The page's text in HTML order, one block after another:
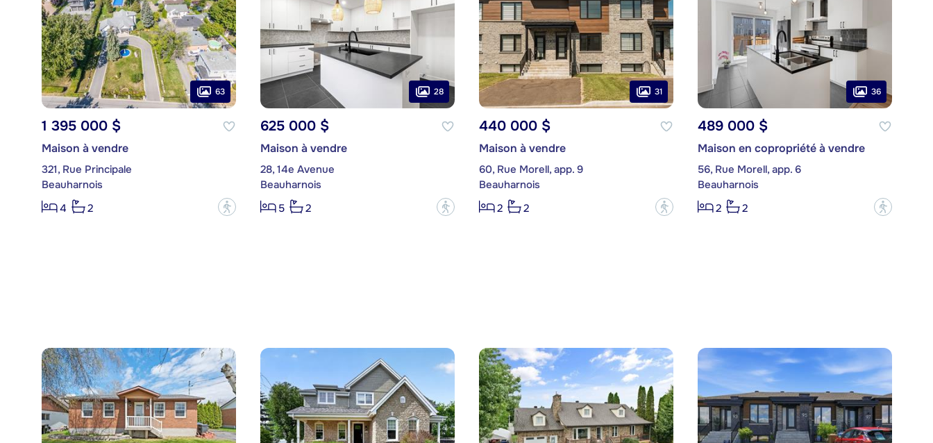
63
1 395 000 $
Maison à vendre
321, Rue Principale
Beauharnois
4
2 ?
28
625 000 $
Maison à vendre
28, 14e Avenue
Beauharnois
5
2 ?
31
440 000 $
Maison à vendre
60, Rue Morell, app. 9
Beauharnois
2
2 ?
36
489 000 $
Maison en copropriété à vendre
56, Rue Morell, app. 6
Beauharnois
2
2 ?